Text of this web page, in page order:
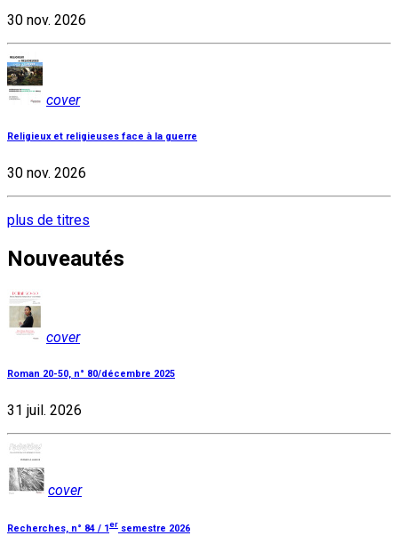
30 nov. 2026
cover
Religieux et religieuses face à la guerre
30 nov. 2026
plus de titres
Nouveautés
cover
Roman 20-50, n° 80/décembre 2025
31 juil. 2026
cover
Recherches, n° 84 / 1 er semestre 2026